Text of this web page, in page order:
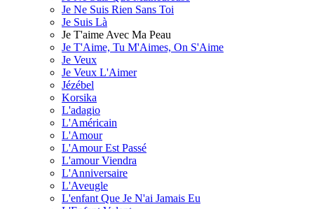
Je Ne Suis Rien Sans Toi
Je Suis Là
Je T'aime Avec Ma Peau
Je T'Aime, Tu M'Aimes, On S'Aime
Je Veux
Je Veux L'Aimer
Jézébel
Korsika
L'adagio
L'Américain
L'Amour
L'Amour Est Passé
L'amour Viendra
L'Anniversaire
L'Aveugle
L'enfant Que Je N'ai Jamais Eu